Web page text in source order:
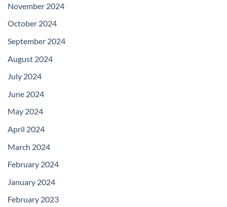
November 2024
October 2024
September 2024
August 2024
July 2024
June 2024
May 2024
April 2024
March 2024
February 2024
January 2024
February 2023